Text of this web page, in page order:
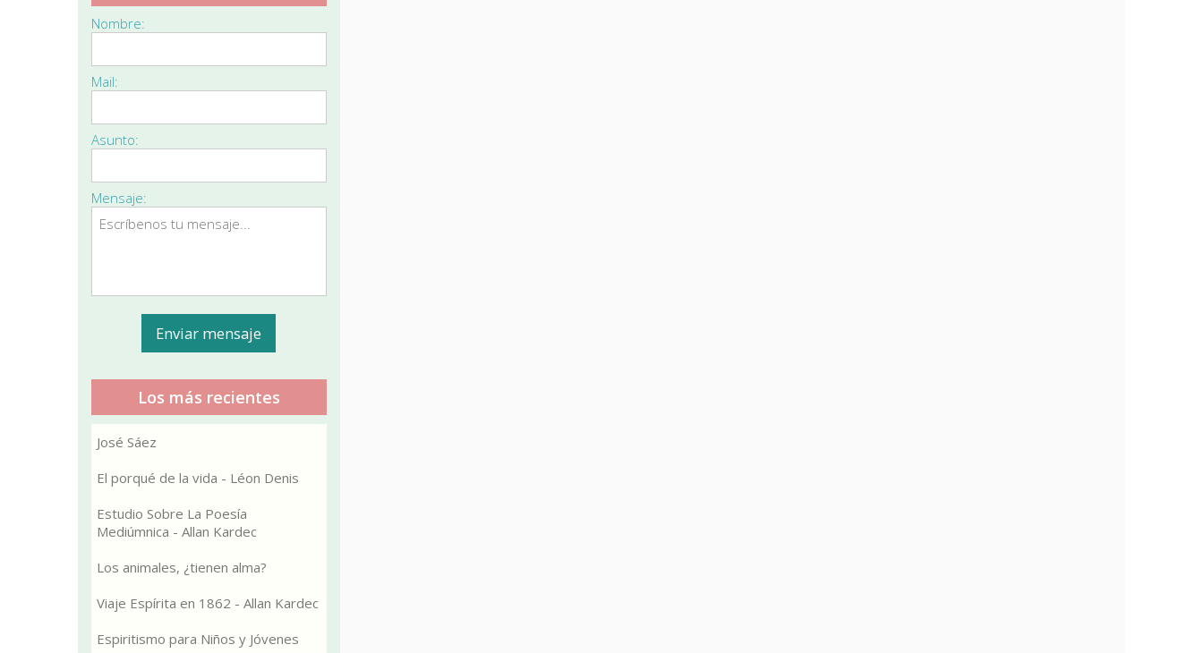
Nombre:
Mail:
Asunto:
Mensaje:
Los más recientes
José Sáez
El porqué de la vida - Léon Denis
Estudio Sobre La Poesía
Mediúmnica - Allan Kardec
Los animales, ¿tienen alma?
Viaje Espírita en 1862 - Allan Kardec
Espiritismo para Niños y Jóvenes